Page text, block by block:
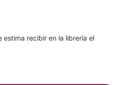
estima recibir en la librería el